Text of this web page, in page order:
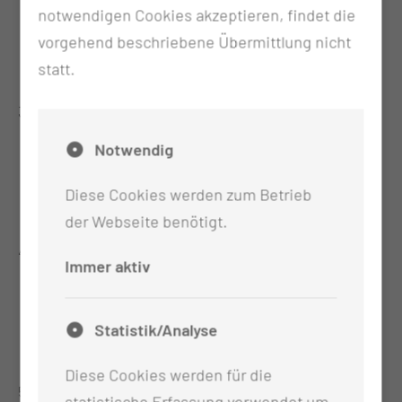
Weichteileingriffe, Septum-OP,
Nasenmuschel-OP, kleine Larynxchirurgie
Assistenz bei komplexen Eingriffen
3. Ausbilungsjahr:
NNH-OP, Submandibulektomie, kleine
4. Ausbildungsjahr:
Tumorresektion (klein)
5. Ausbildungsjahr:
notwendigen Cookies akzeptieren, findet die
vorgehend beschriebene Übermittlung nicht
statt.
Notwendig
Diese Cookies werden zum Betrieb
der Webseite benötigt.
Immer aktiv
Statistik/Analyse
Diese Cookies werden für die